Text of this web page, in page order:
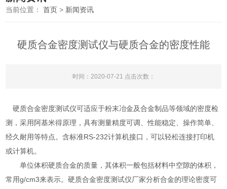
当前位置：首页 > 新闻资讯
硬质合金密度测试仪与硬质合金的密度性能
时间：2020-07-21 点击次数：
硬质合金密度测试仪可适应于粉末冶金及合金制品等领域的密度检
测，采用阿基米得原理，具有测量精度可调、性能稳定、操作简单、
经久耐用等特点。含标准RS-232计算机接口，可以轻松连接打印机
或计算机。
单位体积硬质合金的质量，其体积一般包括材料中空隙的体积，
常用g/cm3来表示。硬质合金密度测试仪厂家分析合金的理论密度可